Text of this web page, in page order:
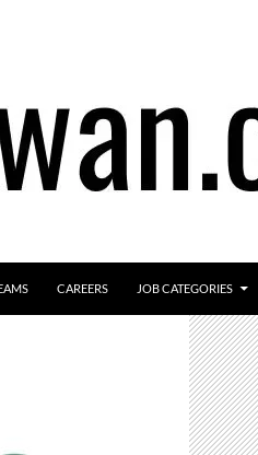
CAREERS JOB CATEGORIES